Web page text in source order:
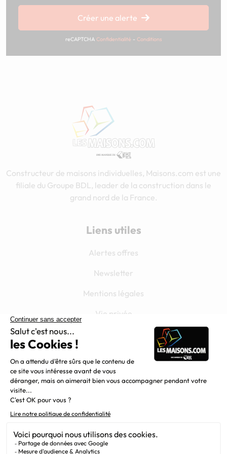
Créer une alerte
reCAPTCHA Confidentialité - Conditions
Constructeur de maisons individuelles, Maisons.com est une
filiale du Groupe BDL, leader de la construction dans le
grand nord de la France.
Liens utiles
Alertes offres
Newsletter
Mentions légales
Vie privée
Filiales
Chargement...
Nous suivre